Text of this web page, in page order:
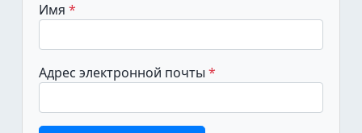
Имя
Адрес электронной почты